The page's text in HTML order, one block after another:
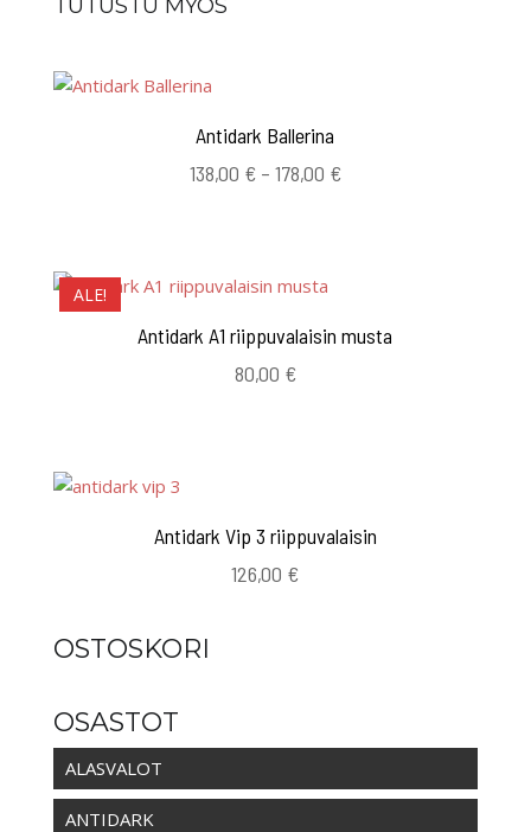
TUTUSTU MYÖS
Antidark Ballerina
138,00 € – 178,00 €Hintaluokka:
ALE!
Antidark A1 riippuvalaisin musta
80,00 €
Antidark Vip 3 riippuvalaisin
126,00 €
OSTOSKORI
OSASTOT
ALASVALOT
ANTIDARK